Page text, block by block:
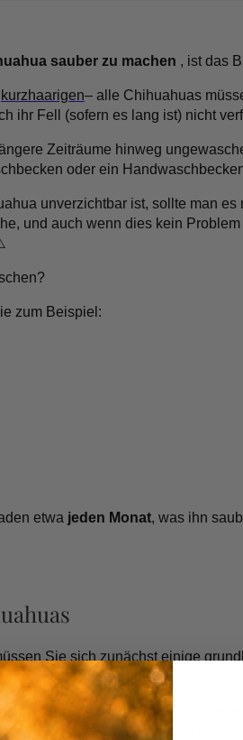
sauber zu machen , ist das
kurzhaarigen– alle Chihuahuas
ihr Fell (sofern es lang ist) nicht
Zeiträume hinweg
oder ein
unverzichtbar ist, sollte man es
und auch wenn dies kein
zum Beispiel:
etwa jeden Monat, was ihn
Sie sich zunächst einige
aber höchstwahrscheinlich
Tierfachgeschäft bestellen.